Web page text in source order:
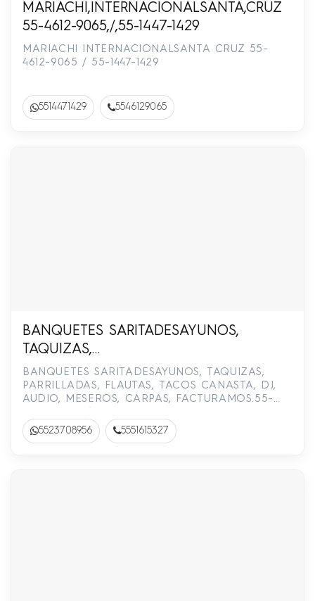
MARIACHI,INTERNACIONALSANTA,CRUZ
55-4612-9065,/,55-1447-1429
MARIACHI INTERNACIONALSANTA CRUZ 55-
4612-9065 / 55-1447-1429
5514471429 5546129065
BANQUETES SARITADESAYUNOS,
TAQUIZAS,
2370-8956,/ 55-5161-5327
BANQUETES SARITADESAYUNOS, TAQUIZAS,
PARRILLADAS, FLAUTAS, TACOS CANASTA, DJ,
AUDIO, MESEROS, CARPAS, FACTURAMOS.55-
5523708956 5551615327